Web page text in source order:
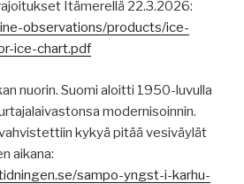
Itämerellä 22.3.2026:
observations/products/ice-
ice-chart.pdf
nuorin. Suomi aloitti 1950-luvulla
modernisoinnin.
kykyä pitää vesiväylät
aikana:
sampo-yngst-i-karhu-